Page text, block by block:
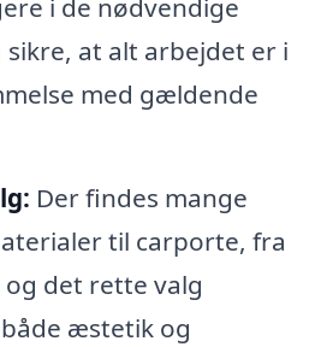
i de nødvendige
at alt arbejdet er i
med gældende
Der findes mange
til carporte, fra
det rette valg
æstetik og